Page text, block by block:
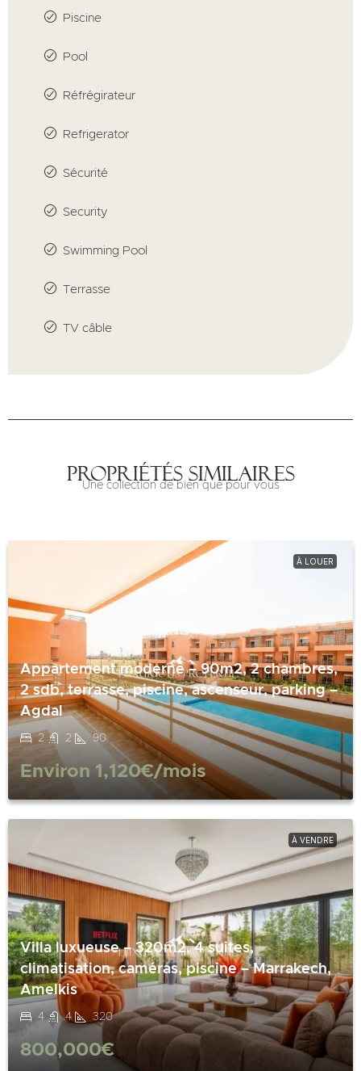
Piscine
Pool
Réfrégirateur
Refrigerator
Sécurité
Security
Swimming Pool
Terrasse
TV câble
Propriétés similaires
Une collection de bien que pour vous
À LOUER
Appartement moderne – 90m2, 2 chambres,
2 sdb, terrasse, piscine, ascenseur, parking –
Agdal
2 2 90
Environ 1,120€/mois
À VENDRE
Villa luxueuse – 320m2, 4 suites,
climatisation, caméras, piscine – Marrakech,
Amelkis
4 4 320
800,000€